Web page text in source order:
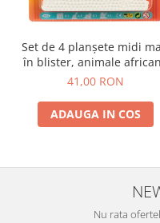
Set de 4 planșete midi
în blister, animale
41,00 RON
ADAUGA IN COS
Nu rata